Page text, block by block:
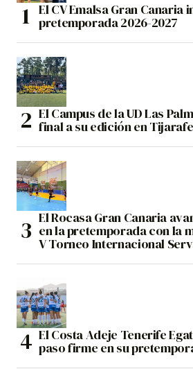
El CV Emalsa Gran Canaria
pretemporada 2026-2027
El Campus de la UD Las
final a su edición en
El Rocasa Gran Canaria
en la pretemporada con la
V Torneo Internacional
El Costa Adeje Tenerife
paso firme en su